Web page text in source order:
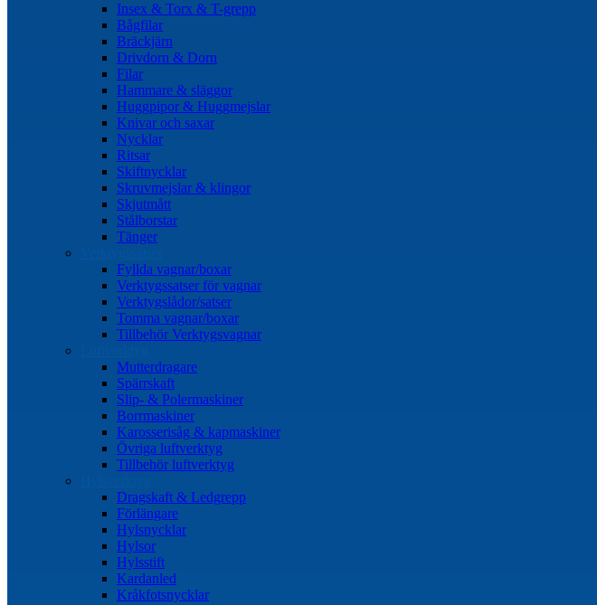
Insex & Torx & T-grepp
Bågfilar
Bräckjärn
Drivdorn & Dorn
Filar
Hammare & släggor
Huggpipor & Huggmejslar
Knivar och saxar
Nycklar
Ritsar
Skiftnycklar
Skruvmejslar & klingor
Skjutmått
Stålborstar
Tänger
Fyllda vagnar/boxar
Verktygssatser för vagnar
Verktygslådor/satser
Tomma vagnar/boxar
Tillbehör Verktygsvagnar
Mutterdragare
Spärrskaft
Slip- & Polermaskiner
Borrmaskiner
Karosserisåg & kapmaskiner
Övriga luftverktyg
Tillbehör luftverktyg
Dragskaft & Ledgrepp
Förlängare
Hylsnycklar
Hylsor
Hylsstift
Kardanled
Kråkfotsnycklar